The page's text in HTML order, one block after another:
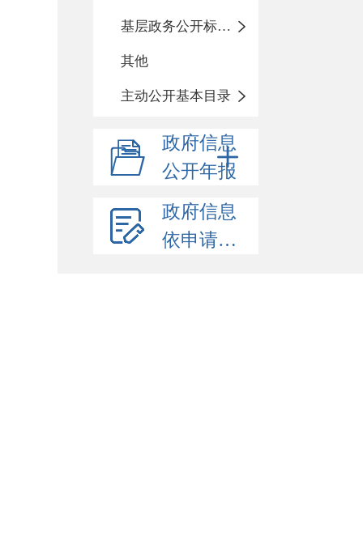
基层政务公开标准化目录
其他
主动公开基本目录
政府信息
公开年报
政府信息
依申请公开